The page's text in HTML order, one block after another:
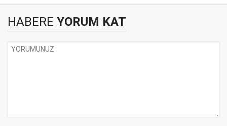
HABERE YORUM KAT